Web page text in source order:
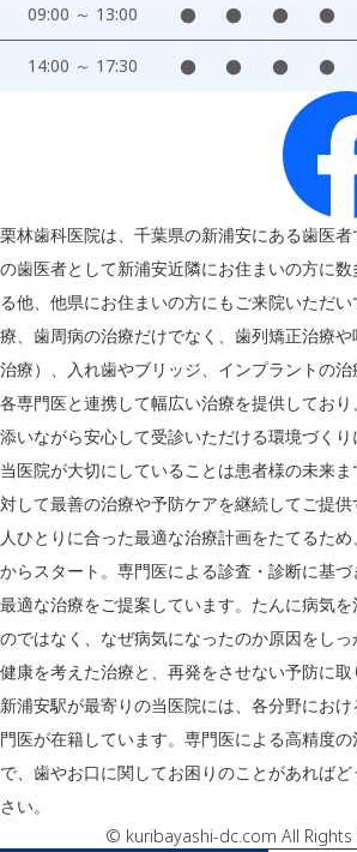
09:00 ～ 13:00 ● ● ● ●
14:00 ～ 17:30 ● ● ● ●
栗林歯科医院は、千葉県の新浦安にある歯医
の歯医者として新浦安近隣にお住まいの方に
る他、他県にお住まいの方にもご来院いただ
療、歯周病の治療だけでなく、歯列矯正治療
治療）、入れ歯やブリッジ、インプラントの
各専門医と連携して幅広い治療を提供してお
添いながら安心して受診いただける環境づくり
当医院が大切にしていることは患者様の未来
対して最善の治療や予防ケアを継続してご提
人ひとりに合った最適な治療計画をたてるた
からスタート。専門医による診査・診断に基
最適な治療をご提案しています。たんに病気
のではなく、なぜ病気になったのか原因をし
健康を考えた治療と、再発をさせない予防に取
新浦安駅が最寄りの当医院には、各分野にお
門医が在籍しています。専門医による高精度
で、歯やお口に関してお困りのことがあれば
さい。
© kuribayashi-dc.com All Rights